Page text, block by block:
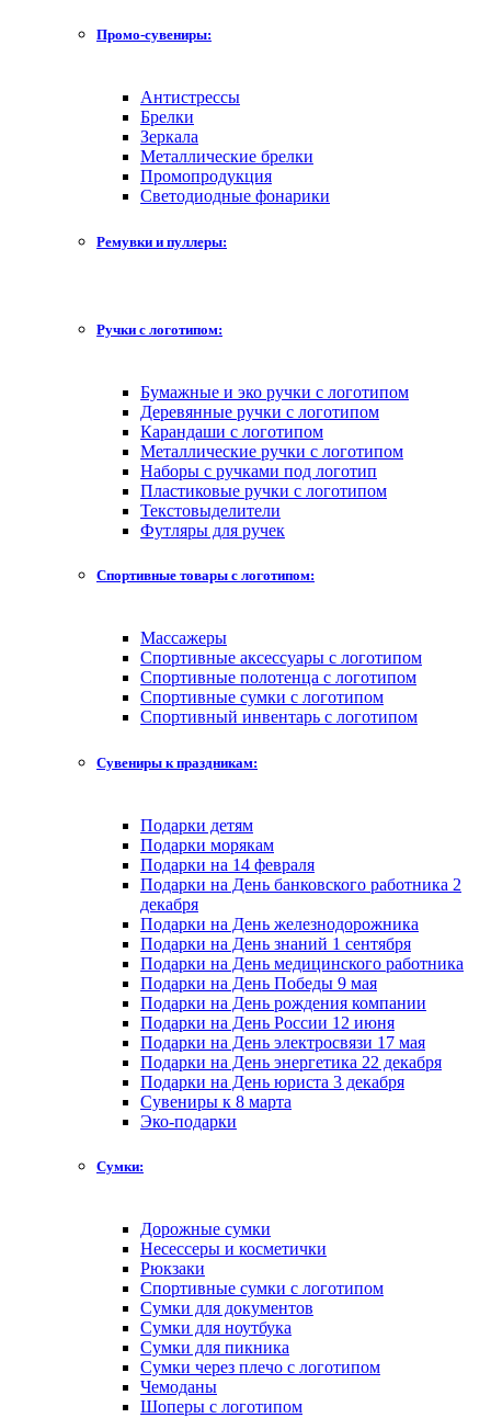
Промо-сувениры:
Антистрессы
Брелки
Зеркала
Металлические брелки
Промопродукция
Светодиодные фонарики
Ремувки и пуллеры:
Ручки с логотипом:
Бумажные и эко ручки с логотипом
Деревянные ручки с логотипом
Карандаши с логотипом
Металлические ручки с логотипом
Наборы с ручками под логотип
Пластиковые ручки с логотипом
Текстовыделители
Футляры для ручек
Спортивные товары с логотипом:
Массажеры
Спортивные аксессуары с логотипом
Спортивные полотенца с логотипом
Спортивные сумки с логотипом
Спортивный инвентарь с логотипом
Сувениры к праздникам:
Подарки детям
Подарки морякам
Подарки на 14 февраля
Подарки на День банковского работника 2
декабря
Подарки на День железнодорожника
Подарки на День знаний 1 сентября
Подарки на День медицинского работника
Подарки на День Победы 9 мая
Подарки на День рождения компании
Подарки на День России 12 июня
Подарки на День электросвязи 17 мая
Подарки на День энергетика 22 декабря
Подарки на День юриста 3 декабря
Сувениры к 8 марта
Эко-подарки
Сумки:
Дорожные сумки
Несессеры и косметички
Рюкзаки
Спортивные сумки с логотипом
Сумки для документов
Сумки для ноутбука
Сумки для пикника
Сумки через плечо с логотипом
Чемоданы
Шоперы с логотипом